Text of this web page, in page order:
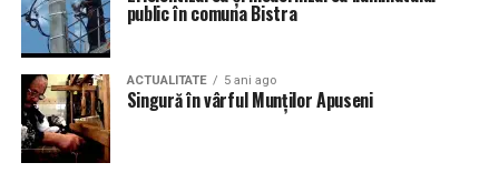
public în comuna Bistra
ACTUALITATE 5 ani ago
Singură în vârful Munților Apuseni